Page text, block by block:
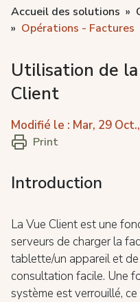
Accueil des solutions
Opérations - Factures
Utilisation de
Client
Modifié le : Mar, 29
Print
Introduction
La Vue Client est une
serveurs de charger la
tablette/un appareil et
consultation facile. Une
système est verrouillé,